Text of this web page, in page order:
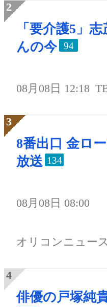
「要介護5」
んの今
94
08月08日 12:18
8番出口 金ロ
放送 134
08月08日 08:00
オリコンニュース
俳優の戸塚純